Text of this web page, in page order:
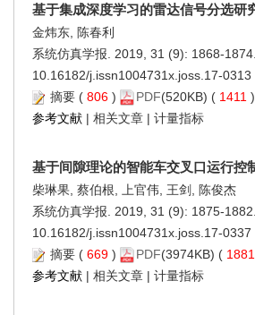
基于集成深度学习的雷达信号分选研
金炜东, 陈春利
系统仿真学报. 2019, 31 (9): 1868-
10.16182/j.issn1004731x.joss.17-0313
摘要 ( 806 ) PDF(520KB) ( 1411 )
参考文献 | 相关文章 | 计量指标
基于间隙理论的智能车交叉口运行控
柴琳果, 蔡伯根, 上官伟, 王剑, 陈俊杰
系统仿真学报. 2019, 31 (9): 1875-
10.16182/j.issn1004731x.joss.17-0337
摘要 ( 669 ) PDF(3974KB) ( 1881
参考文献 | 相关文章 | 计量指标